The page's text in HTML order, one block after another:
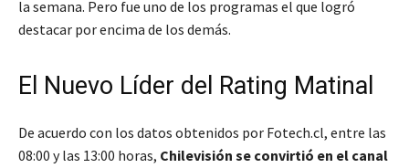
la semana. Pero fue uno de los programas el que logró
destacar por encima de los demás.
El Nuevo Líder del Rating Matinal
De acuerdo con los datos obtenidos por Fotech.cl, entre las
08:00 y las 13:00 horas, Chilevisión se convirtió en el canal